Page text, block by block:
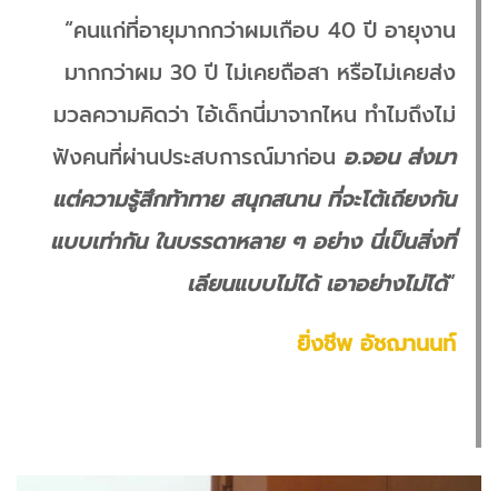
“คนแก่ที่อายุมากกว่าผมเกือบ 40 ปี อายุงาน
มากกว่าผม 30 ปี ไม่เคยถือสา หรือไม่เคยส่ง
มวลความคิดว่า ไอ้เด็กนี่มาจากไหน ทำไมถึงไม่
ฟังคนที่ผ่านประสบการณ์มาก่อน อ.จอน ส่งมา
แต่ความรู้สึกท้าทาย สนุกสนาน ที่จะโต้เถียงกัน
แบบเท่ากัน ในบรรดาหลาย ๆ อย่าง นี่เป็นสิ่งที่
เลียนแบบไม่ได้ เอาอย่างไม่ได้”
ยิ่งชีพ อัชฌานนท์